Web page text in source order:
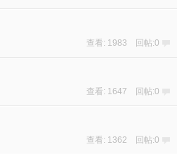
查看: 1983 回帖:0
查看: 1647 回帖:0
查看: 1362 回帖:0